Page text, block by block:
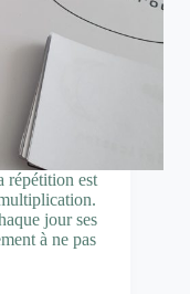
répétition est
jour ses
à ne pas